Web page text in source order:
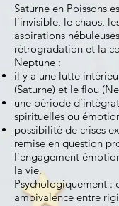
Saturne en Poissons
l’invisible, le chaos,
aspirations
rétrogradation et la
Neptune :
il y a une lutte
(Saturne) et le flou
une période
spirituelles ou
possibilité de crises
remise en question
l’engagement
la vie.
Psychologiquement :
ambivalence entre